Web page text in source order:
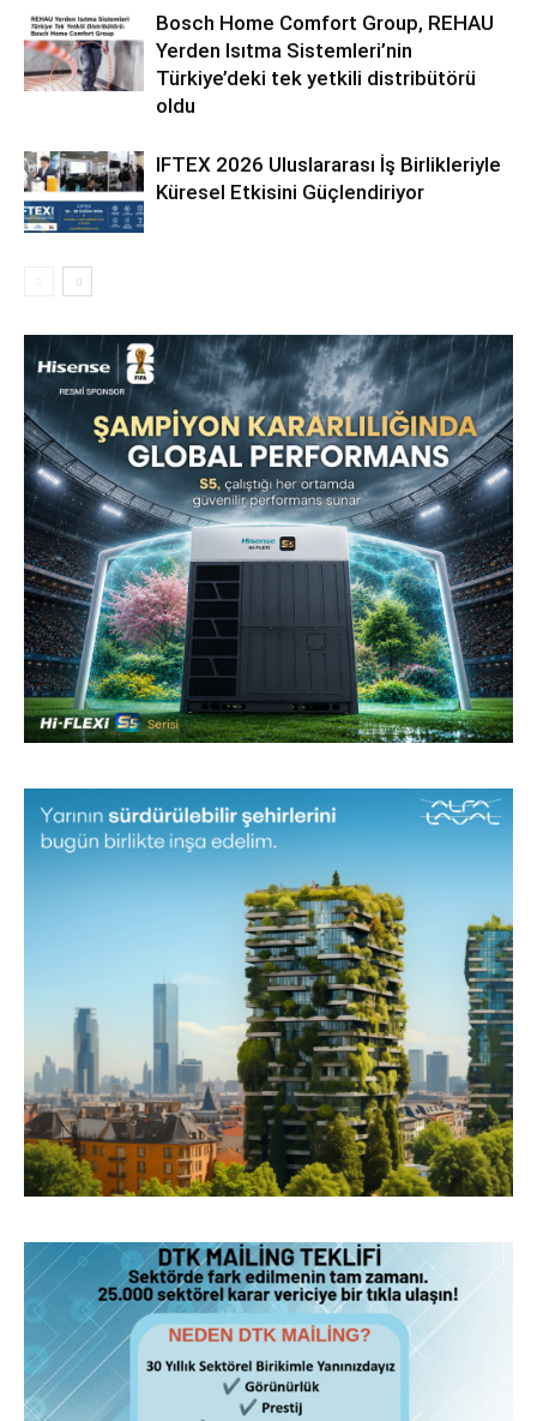
Bosch Home Comfort Group, REHAU
Yerden Isıtma Sistemleri’nin
Türkiye’deki tek yetkili distribütörü
oldu
IFTEX 2026 Uluslararası İş Birlikleriyle
Küresel Etkisini Güçlendiriyor